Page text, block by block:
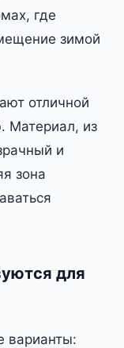
где
зимой
отличной
Материал, из
и
зона
для
варианты: